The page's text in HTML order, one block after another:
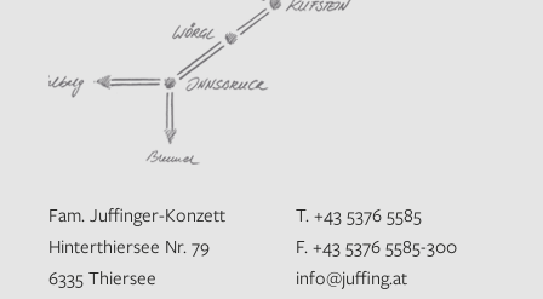
Fam. Juffinger-Konzett
Hinterthiersee Nr. 79
6335 Thiersee
T. +43 5376 5585
F. +43 5376 5585-300
info@juffing.at